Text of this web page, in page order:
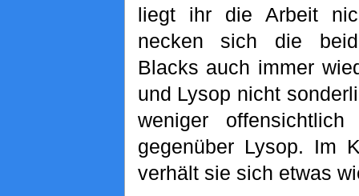
liegt ihr die Arbeit
necken sich die
Blacks auch immer
und Lysop nicht
weniger
gegenüber Lysop. Im
verhält sie sich etwas